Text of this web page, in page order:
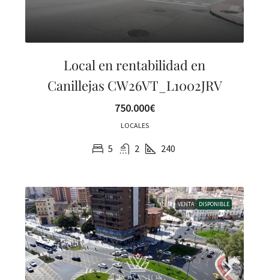
Local en rentabilidad en
Canillejas CW26VT_L1002JRV
750.000€
LOCALES
5 2 240
VENTA DISPONIBLE